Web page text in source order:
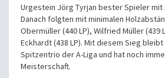
Urgestein Jörg Tyrjan bester Spieler mit
Danach folgten mit minimalen
Obermüller (440 LP), Wilfried Müller (439
Eckhardt (438 LP). Mit diesem Sieg
Spitzentrio der A-Liga und hat noch
Meisterschaft.